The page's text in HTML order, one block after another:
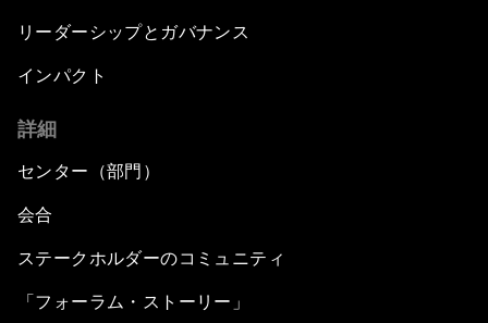
リーダーシップとガバナンス
インパクト
詳細
センター（部門）
会合
ステークホルダーのコミュニティ
「フォーラム・ストーリー」